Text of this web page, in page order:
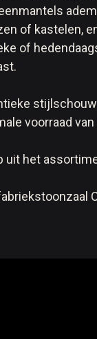
of kastelen,
of
voorraad
uit het